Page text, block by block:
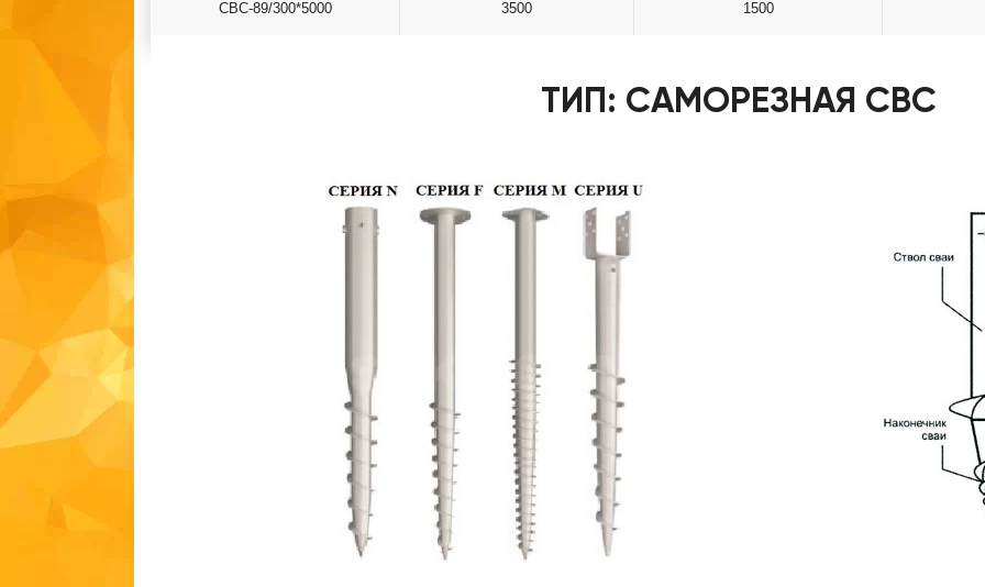
СВС-89/300*5000 3500 1500
ТИП: САМОРЕЗНАЯ СВС